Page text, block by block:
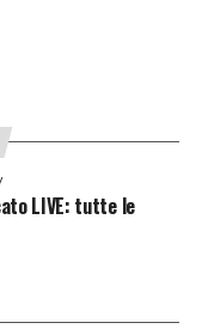
LIVE: tutte le